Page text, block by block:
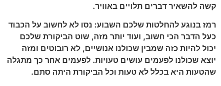
קשה להשאיר דברים תלויים באוויר.
רמז בנוגע להחלטות שלכם השבוע: נסו לא לחשוב על הכבוד
כעל הדבר הכי חשוב, ועוד יותר מזה, שוט הביקורת שלכם
יכול להיות כזה שמבין שכולנו אנושיים, לא רובוטים ומזה
יוצא שכולנו לפעמים עושים טעויות. לפעמים אחר כך מתגלה
שהטעות היא בכלל לא טעות וכל הביקורת היתה סתם.